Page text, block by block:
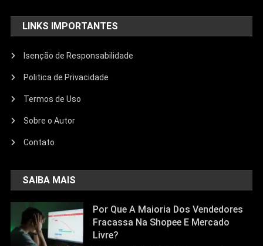
LINKS IMPORTANTES
Isenção de Responsabilidade
Politica de Privacidade
Termos de Uso
Sobre o Autor
Contato
SAIBA MAIS
Por Que A Maioria Dos Vendedores
Fracassa Na Shopee E Mercado
Livre?